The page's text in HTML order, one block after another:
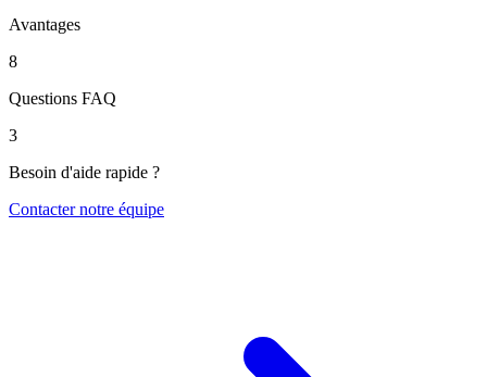
Avantages
8
Questions FAQ
3
Besoin d'aide rapide ?
Contacter notre équipe